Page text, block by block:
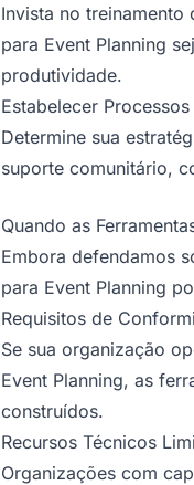
Invista no
para Event Planning
produtividade.
Estabelecer
Determine sua
suporte comunitário,
Quando as
Embora defendamos
para Event Planning
Requisitos de
Se sua organização
Event Planning, as
construídos.
Recursos Técnicos
Organizações com